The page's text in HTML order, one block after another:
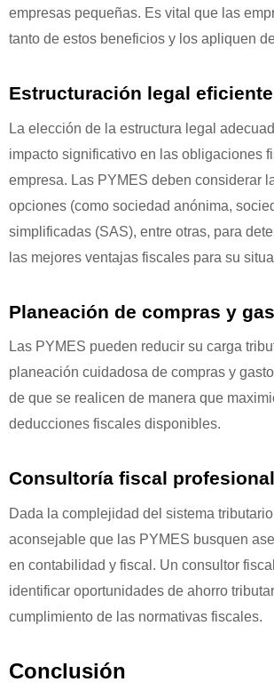
empresas pequeñas. Es vital que las
tanto de estos beneficios y los apliquen
Estructuración legal eficiente
La elección de la estructura legal
impacto significativo en las obligaciones
empresa. Las PYMES deben considerar
opciones (como sociedad anónima,
simplificadas (SAS), entre otras, para
las mejores ventajas fiscales para su
Planeación de compras y
Las PYMES pueden reducir su carga
planeación cuidadosa de compras y
de que se realicen de manera que
deducciones fiscales disponibles.
Consultoría fiscal profesional
Dada la complejidad del sistema
aconsejable que las PYMES busquen
en contabilidad y fiscal. Un consultor
identificar oportunidades de ahorro
cumplimiento de las normativas fiscales.
Conclusión